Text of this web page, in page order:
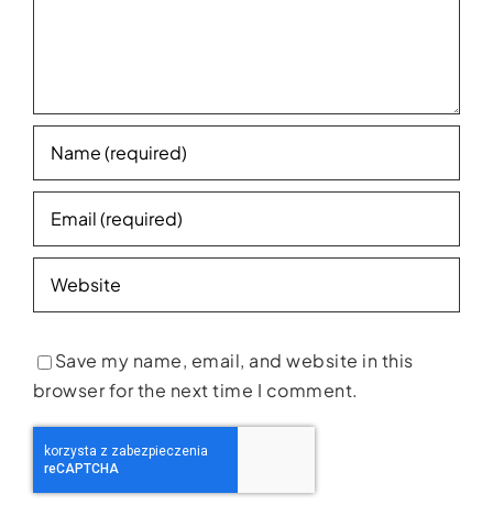
Save my name, email, and website in this
browser for the next time I comment.